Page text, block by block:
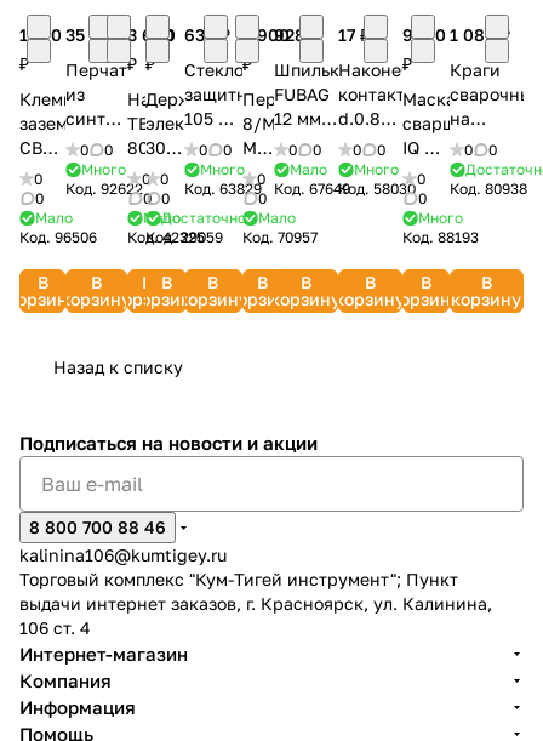
1 370
₽
Клемма
заземления
СВАРОГ
PRO
500
A
00000099324
0
0
Мало
Код. 96506
В
корзину
35 ₽
Перчатки
из
синтетической
нити,
13
класс,
р-р XL,
цвет
67848
0
0
Много
Код.92622
В
корзину
3 690
₽
Набор
TELWIN
802276
0
0
Мало
Код.42325
В
корзину
180
₽
Держатель
электрода
300А
СИБРТЕХ
91453
0
0
Достаточно
Код.29059
В
корзину
634 ₽
Стекло
защитное
105 х
87.5
мм (5
шт.,
внешнее)
PATRIOT
0
0
Много
Код. 63829
В
корзину
2 900
₽
Перчатки
8/M
MILWAUKEE
48229731
0
0
Мало
Код. 70957
В
корзину
928 ₽
Шпильки
FUBAG
12 мм,
М4,
AlSi,
200 шт.
(для
аппарата
050280
0
0
Мало
Код. 67649
В
корзину
17 ₽
Наконечник
контактный
d.0.8
мм M6
х 25 мм
ECU (1
0
0
Много
Код. 58030
В
корзину
9 170
₽
Маска
сварщика
IQ 5-
13C
M 2
"Хамелеон"
FUBAG
31583
0
0
Много
Код. 88193
В
корзину
1 080 ₽
Краги
сварочные
на
подкладке,
с
нитью,
желтые
FUBAG
0
0
Код. 80938
В
корзину
Назад к списку
Подписаться на новости и акции
8 800 700 88 46
kalinina106@kumtigey.ru
Торговый комплекс "Кум-Тигей инструмент"; Пункт
выдачи интернет заказов, г. Красноярск, ул. Калинина,
106 ст. 4
Интернет-магазин
Компания
Информация
Помощь